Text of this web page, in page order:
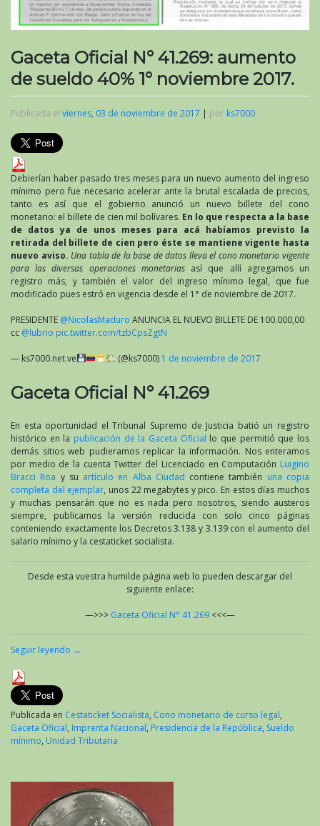
Gaceta Oficial N° 41.269: aumento
de sueldo 40% 1° noviembre 2017.
Publicada el viernes, 03 de noviembre de 2017 | por ks7000
Debierían haber pasado tres meses para un nuevo aumento del ingreso
mínimo pero fue necesario acelerar ante la brutal escalada de precios,
tanto es así que el gobierno anunció un nuevo billete del cono
monetario: el billete de cien mil bolívares. En lo que respecta a la base
de datos ya de unos meses para acá habíamos previsto la
retirada del billete de cien pero éste se mantiene vigente hasta
nuevo aviso. Una tabla de la base de datos lleva el cono monetario vigente
para las diversas operaciones monetarias así que allí agregamos un
registro más, y también el valor del ingreso mínimo legal, que fue
modificado pues estró en vigencia desde el 1° de noviembre de 2017.
PRESIDENTE @NicolasMaduro ANUNCIA EL NUEVO BILLETE DE 100.000,00
cc @lubrio pic.twitter.com/tzbCpsZgtN
— ks7000.net.ve (@ks7000) 1 de noviembre de 2017
Gaceta Oficial N° 41.269
En esta oportunidad el Tribunal Supremo de Justicia batió un registro
histórico en la publicación de la Gaceta Oficial lo que permitió que los
demás sitios web pudieramos replicar la información. Nos enteramos
por medio de la cuenta Twitter del Licenciado en Computación Luigino
Bracci Roa y su artículo en Alba Ciudad contiene también una copia
completa del ejemplar, unos 22 megabytes y pico. En estos días muchos
y muchas pensarán que no es nada pero nosotros, siendo austeros
siempre, publicamos la versión reducida con solo cinco páginas
conteniendo exactamente los Decretos 3.138 y 3.139 con el aumento del
salario mínimo y la cestaticket socialista.
Desde esta vuestra humilde página web lo pueden descargar del
siguiente enlace:
—>>> Gaceta Oficial N° 41.269 <<<—
Seguir leyendo →
Publicada en Cestaticket Socialista, Cono monetario de curso legal,
Gaceta Oficial, Imprenta Nacional, Presidencia de la República, Sueldo
mínimo, Unidad Tributaria